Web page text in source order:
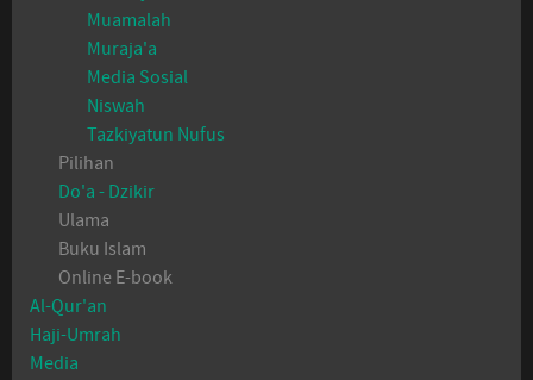
Muamalah
Muraja'a
Media Sosial
Niswah
Tazkiyatun Nufus
Pilihan
Do'a - Dzikir
Ulama
Buku Islam
Online E-book
Al-Qur'an
Haji-Umrah
Media